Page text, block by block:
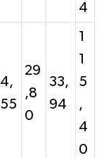
4
4,
55
29
,8
0
33,
94
1
1
5
,
4
0